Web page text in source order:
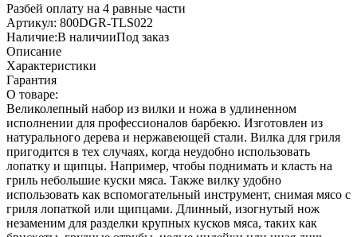
Разбей оплату на 4 равные части
Артикул: 800DGR-TLS022
Наличие:В наличииПод заказ
Описание
Характеристики
Гарантия
О товаре:
Великолепный набор из вилки и ножа в удлиненном
исполнении для профессионалов барбекю. Изготовлен из
натурального дерева и нержавеющей стали. Вилка для гриля
пригодится в тех случаях, когда неудобно использовать
лопатку и щипцы. Например, чтобы поднимать и класть на
гриль небольшие куски мяса. Также вилку удобно
использовать как вспомогательный инструмент, снимая мясо с
гриля лопаткой или щипцами. Длинный, изогнутый нож
незаменим для разделки крупных кусков мяса, таких как